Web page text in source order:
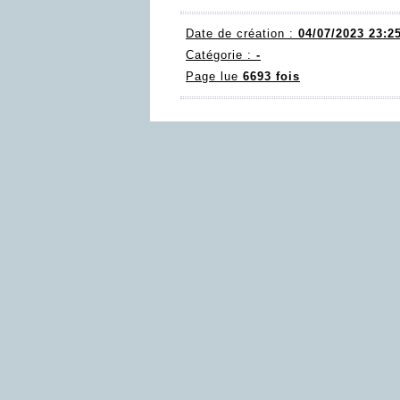
Date de création : 04/07/2023
Catégorie : -
Page lue 6693 fois